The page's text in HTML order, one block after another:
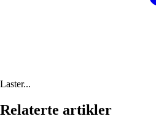
Laster...
Relaterte artikler